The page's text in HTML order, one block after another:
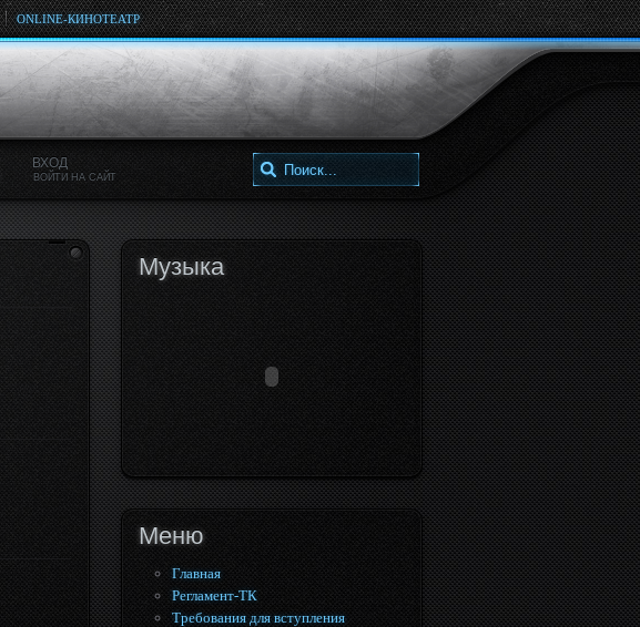
ONLINE-КИНОТЕАТР
google
+
twitterfacebook
ВХОД
ВОЙТИ НА САЙТ
Музыка
Меню
Главная
Регламент-ТК
Требования для вступления